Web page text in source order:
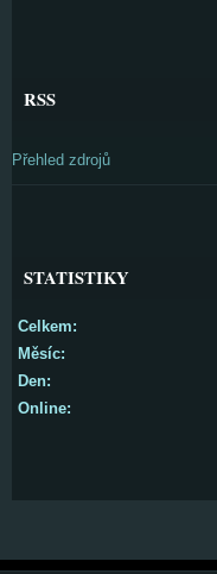
RSS
Přehled zdrojů
STATISTIKY
Online:
Celkem:
Měsíc:
Den: